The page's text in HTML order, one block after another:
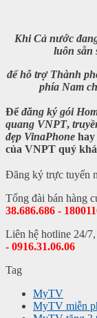
Khi Cả nước
luôn sẵn
để hỗ trợ Thành
phía Nam
Đểđăng ký gói
quang VNPT,
đẹp VinaPhone hay
của VNPT quý
Đăng ký trực tuyến
Tổng đài bán hàng
38.686.686 -
Liên hệ hotline 24/
- 0916.31.06.06
Tag
MyTV
MyTV miễn